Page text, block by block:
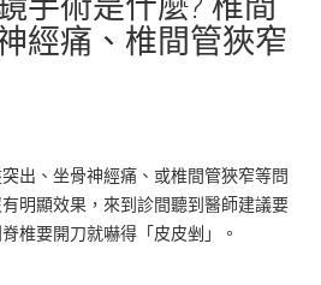
經痛、椎間管狹窄
出、坐骨神經痛、或椎間管狹窄等問
明顯效果，來到診間聽到醫師建議要
椎要開刀就嚇得「皮皮剉」。